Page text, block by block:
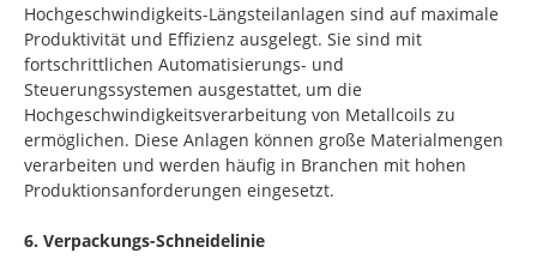
Hochgeschwindigkeits-Längsteilanlagen sind auf maximale
Produktivität und Effizienz ausgelegt. Sie sind mit
fortschrittlichen Automatisierungs- und
Steuerungssystemen ausgestattet, um die
Hochgeschwindigkeitsverarbeitung von Metallcoils zu
ermöglichen. Diese Anlagen können große Materialmengen
verarbeiten und werden häufig in Branchen mit hohen
Produktionsanforderungen eingesetzt.
6. Verpackungs-Schneidelinie